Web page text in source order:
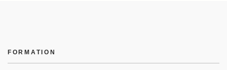
FORMATION